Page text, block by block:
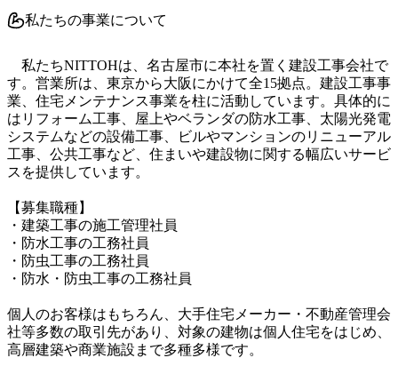
私たちの事業について
私たちNITTOHは、名古屋市に本社を置く建設工事会社で
す。営業所は、東京から大阪にかけて全15拠点。建設工事事
業、住宅メンテナンス事業を柱に活動しています。具体的に
はリフォーム工事、屋上やベランダの防水工事、太陽光発電
システムなどの設備工事、ビルやマンションのリニューアル
工事、公共工事など、住まいや建設物に関する幅広いサービ
スを提供しています。
【募集職種】
・建築工事の施工管理社員
・防水工事の工務社員
・防虫工事の工務社員
・防水・防虫工事の工務社員
個人のお客様はもちろん、大手住宅メーカー・不動産管理会
社等多数の取引先があり、対象の建物は個人住宅をはじめ、
高層建築や商業施設まで多種多様です。